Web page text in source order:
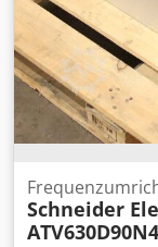
Schneider
ATV630D90N4